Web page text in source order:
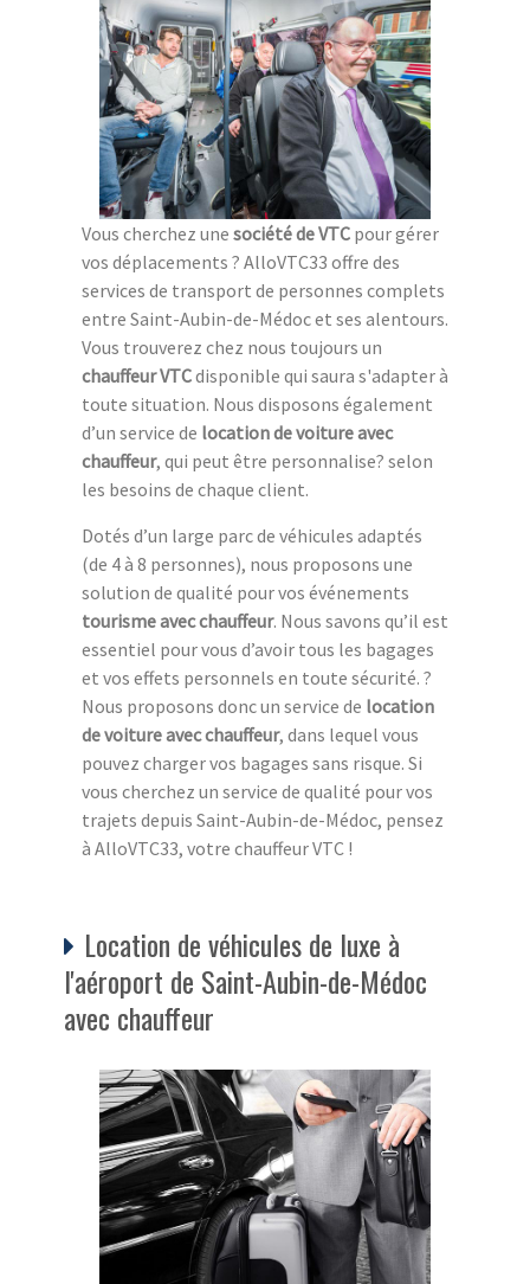
Vous cherchez une société de VTC pour gérer
vos déplacements ? AlloVTC33 offre des
services de transport de personnes complets
entre Saint-Aubin-de-Médoc et ses alentours.
Vous trouverez chez nous toujours un
chauffeur VTCdisponible qui saura s'adapter à
toute situation. Nous disposons également
d’un service de location de voiture avec
chauffeur, qui peut être personnalise? selon
les besoins de chaque client.
Dotés d’un large parc de véhicules adaptés
(de 4 à 8 personnes), nous proposons une
solution de qualité pour vos événements
tourisme avec chauffeur. Nous savons qu’il est
essentiel pour vous d’avoir tous les bagages
et vos effets personnels en toute sécurité. ?
Nous proposons donc un service de location
de voiture avec chauffeur, dans lequel vous
pouvez charger vos bagages sans risque. Si
vous cherchez un service de qualité pour vos
trajets depuis Saint-Aubin-de-Médoc, pensez
à AlloVTC33, votre chauffeur VTC !
Location de véhicules de luxe à
l'aéroport de Saint-Aubin-de-Médoc
avec chauffeur